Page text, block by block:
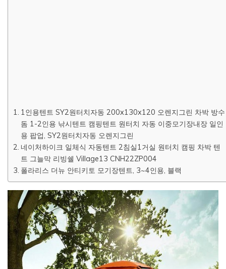
1인용텐트 SY2원터치자동 200x130x120 오렌지그린 차박 방수
돔 1-2인용 낚시텐트 캠핑텐트 원터치 자동 이중모기장내장 일인
용 팝업, SY2원터치자동 오렌지그린
네이처하이크 일체식 자동텐트 2침실1거실 원터치 캠핑 차박 텐
트 그늘막 리빙쉘 Village13 CNH22ZP004
폴라리스 더뉴 안티키토 모기장텐트, 3~4인용, 블랙